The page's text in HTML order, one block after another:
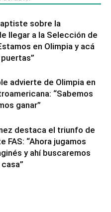
sobre la
llegar a la Selección de
en Olimpia y acá
advierte de Olimpia en
“Sabemos
ganar”
destaca el triunfo de
FAS: “Ahora jugamos
y ahí buscaremos